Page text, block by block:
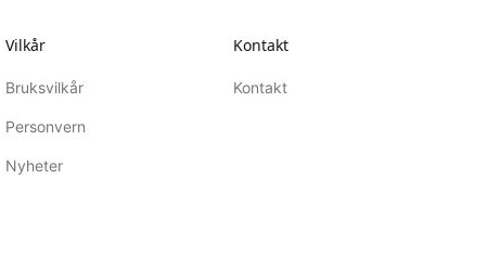
Vilkår
Bruksvilkår
Personvern
Nyheter
Kontakt
Kontakt